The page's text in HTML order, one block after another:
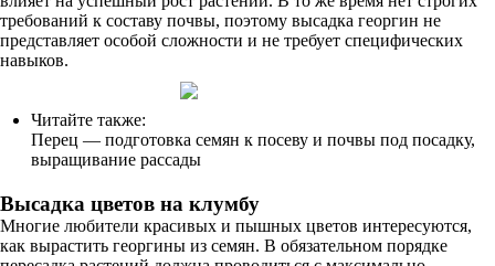
требований к составу почвы, поэтому высадка георгин не
представляет особой сложности и не требует специфических
навыков.
Читайте также:
Перец — подготовка семян к посеву и почвы под посадку,
выращивание рассады
Высадка цветов на клумбу
Многие любители красивых и пышных цветов интересуются,
как вырастить георгины из семян. В обязательном порядке